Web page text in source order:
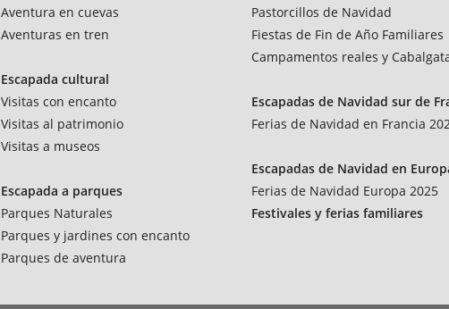
Aventura en cuevas
Aventuras en tren
Escapada cultural
Visitas con encanto
Visitas al patrimonio
Visitas a museos
Escapada a parques
Parques Naturales
Parques y jardines con encanto
Parques de aventura
Pastorcillos de Navidad
Fiestas de Fin de Año Familiares
Campamentos reales y
Escapadas de Navidad sur de
Ferias de Navidad en Francia
Escapadas de Navidad en
Ferias de Navidad Europa 2025
Festivales y ferias familiares